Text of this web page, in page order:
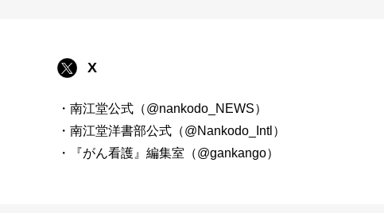
X
・南江堂公式（@nankodo_NEWS）
・南江堂洋書部公式（@Nankodo_Intl）
・『がん看護』編集室（@gankango）